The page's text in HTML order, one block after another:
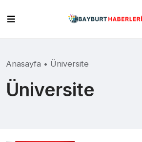
content
Anasayfa • Üniversite
Üniversite